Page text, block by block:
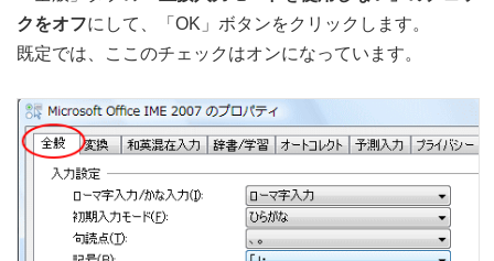
クをオフにして、「OK」ボタンをクリックします。
既定では、ここのチェックはオンになっています。